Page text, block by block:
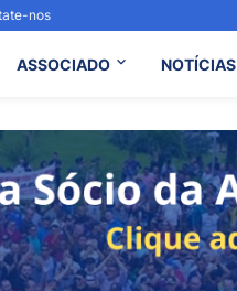
nos
ASSOCIADO NOTÍCIAS